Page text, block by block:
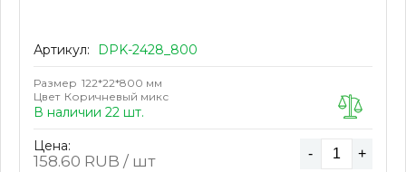
Артикул: DPK-2428_800
Размер 122*22*800 мм
Цвет Коричневый микс
В наличии 22 шт.
Цена:
158.60 RUB / шт - +